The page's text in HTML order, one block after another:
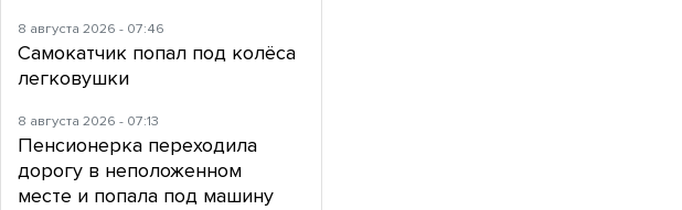
8 августа 2026 - 07:46
Самокатчик попал под колёса
легковушки
8 августа 2026 - 07:13
Пенсионерка переходила
дорогу в неположенном
месте и попала под машину